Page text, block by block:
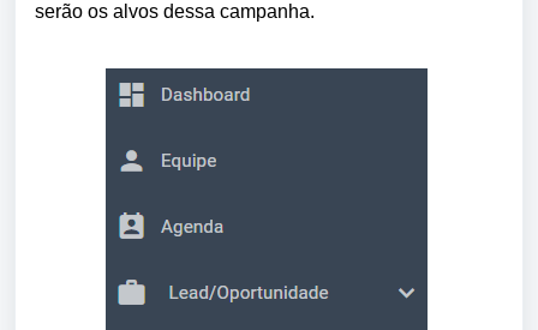
serão os alvos dessa campanha.